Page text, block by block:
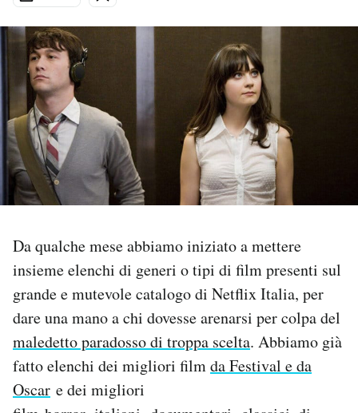
Economia
Sport
PODCAST
NEWSLETTER
I MIEI PREFERITI
CALENDARIO
AREA PERSONALE
Area Personale
Da qualche mese abbiamo iniziato a mettere
insieme elenchi di generi o tipi di film presenti sul
grande e mutevole catalogo di Netflix Italia, per
dare una mano a chi dovesse arenarsi per colpa del
maledetto paradosso di troppa scelta. Abbiamo già
fatto elenchi dei migliori filmda Festival e da
Oscar e dei migliori